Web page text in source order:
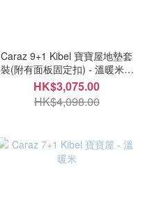
Caraz 9+1 Kibel 寶寶屋地墊套
裝(附有面板固定扣) - 溫暖米 +
白
HK$3,075.00
HK$4,098.00